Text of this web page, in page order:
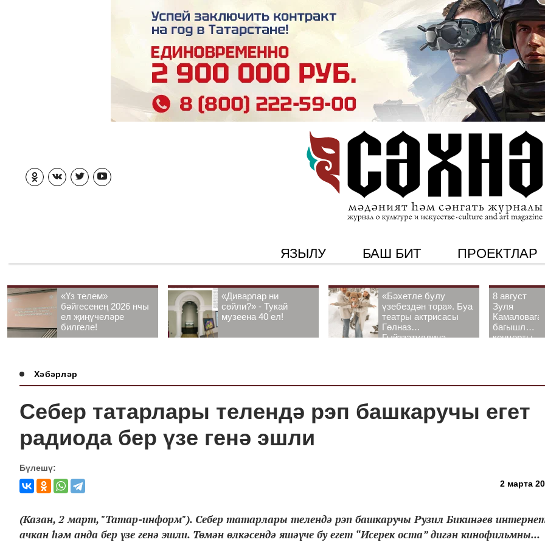
ЯЗЫЛУ БАШ БИТ ПРОЕКТЛАР
«Үз телем»
бәйгесенең 2026 нчы
ел җиңүчеләре
билгеле!
«Диварлар ни
сөйли?» - Тукай
музеена 40 ел!
«Бәхетле булу
үзебездән тора». Буа
театры актрисасы
Гөлназ
Гыйззәтуллина-
8 август
Зуля
Камаловага
багышлау
концерты
Хәбәрләр
Себер татарлары телендә рэп башкаручы егет
радиода бер үзе генә эшли
Бүлешү:
2 марта
(Казан, 2 март, "Татар-информ"). Себер татарлары телендә рэп башкаручы Рузил Бикинәев
ачкан һәм анда бер үзе генә эшли. Төмән өлкәсендә яшәүче бу егет “Исерек оста” дигән кинофильмны...